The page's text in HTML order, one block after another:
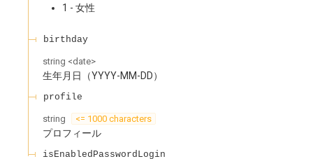
1 - 女性
birthday
string <date>
生年月日（YYYY-MM-DD）
profile
string <= 1000 characters
プロフィール
isEnabledPasswordLogin